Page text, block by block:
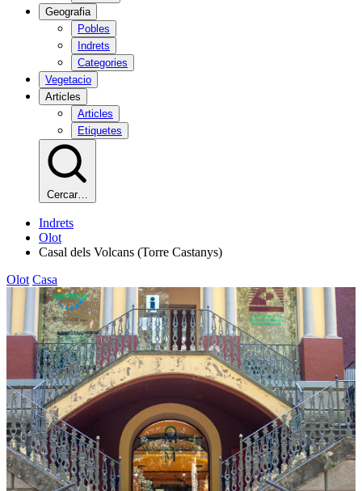
Geografia
Pobles
Indrets
Categories
Vegetacio
Articles
Articles
Etiquetes
Cercar…
Indrets
Olot
Casal dels Volcans (Torre Castanys)
Olot Casa